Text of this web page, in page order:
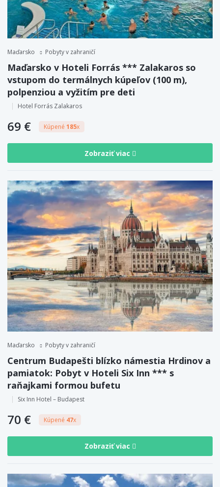
Maďarsko Pobyty v zahraničí
Maďarsko v Hoteli Forrás *** Zalakaros so
vstupom do termálnych kúpeľov (100 m),
polpenziou a vyžitím pre deti
Hotel Forrás Zalakaros
69 € Kúpené 185x
Zobraziť viac
Maďarsko Pobyty v zahraničí
Centrum Budapešti blízko námestia Hrdinov a
pamiatok: Pobyt v Hoteli Six Inn *** s
raňajkami formou bufetu
Six Inn Hotel – Budapest
70 € Kúpené 47x
Zobraziť viac